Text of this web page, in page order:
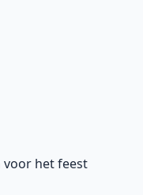
voor het feest